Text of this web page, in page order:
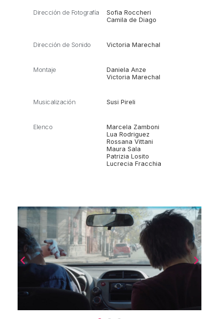
Dirección de Fotografía
Sofia Roccheri
Camila de Diago
Dirección de Sonido Victoria Marechal
Montaje
Daniela Anze
Victoria Marechal
Musicalización Susi Pireli
Elenco
Marcela Zamboni
Lua Rodriguez
Rossana Vittani
Maura Sala
Patrizia Losito
Lucrecia Fracchia